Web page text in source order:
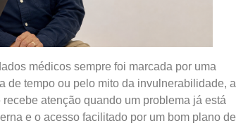
médicos sempre foi marcada por uma
de tempo ou pelo mito da invulnerabilidade, a
atenção quando um problema já está
e o acesso facilitado por um bom plano de